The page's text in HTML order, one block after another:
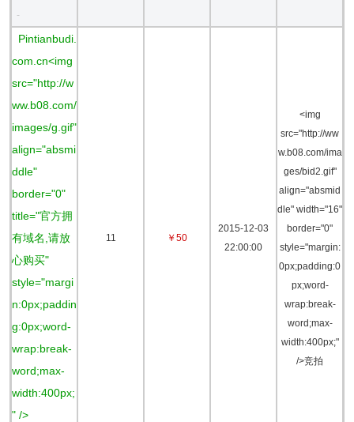
-
Pintianbudi.
com.cn<img
src="http://w
ww.b08.com/
images/g.gif"
align="absmi
ddle"
border="0"
title="官方拥
有域名,请放
心购买"
style="margi
n:0px;paddin
g:0px;word-
wrap:break-
word;max-
width:400px;
" />
11 ￥50
2015-12-03
22:00:00
<img
src="http://ww
w.b08.com/ima
ges/bid2.gif"
align="absmid
dle" width="16"
border="0"
style="margin:
0px;padding:0
px;word-
wrap:break-
word;max-
width:400px;"
/>竞拍